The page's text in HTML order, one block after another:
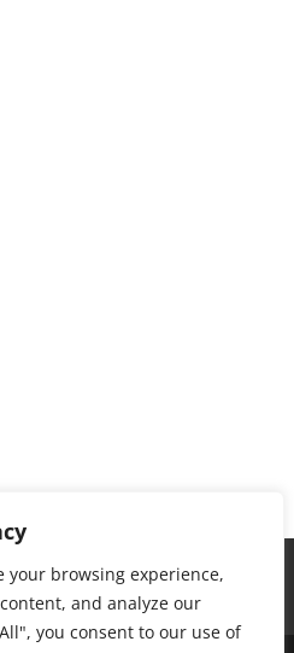
your browsing experience,
and analyze our
you consent to our use of
Garantie
Find us